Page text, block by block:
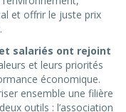
et offrir le juste prix
salariés ont rejoint
et leurs priorités
économique.
ensemble une filière
outils : l’association